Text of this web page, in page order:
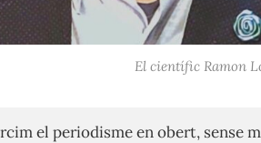
El científic Ramon
el periodisme en obert, sense